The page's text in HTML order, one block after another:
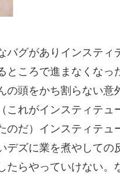
バグがありインスティ
ところで進まなくなっ
の頭をかち割らない
これがインスティテュ
のだ）インスティテ
デズに業を煮やしての
らやっていけない。